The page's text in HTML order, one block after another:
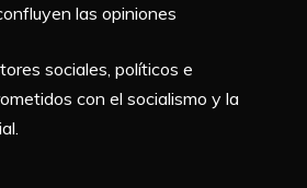
las opiniones
sociales, políticos e
con el socialismo y la